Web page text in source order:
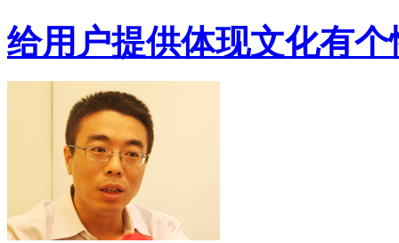
给用户提供体现文化有